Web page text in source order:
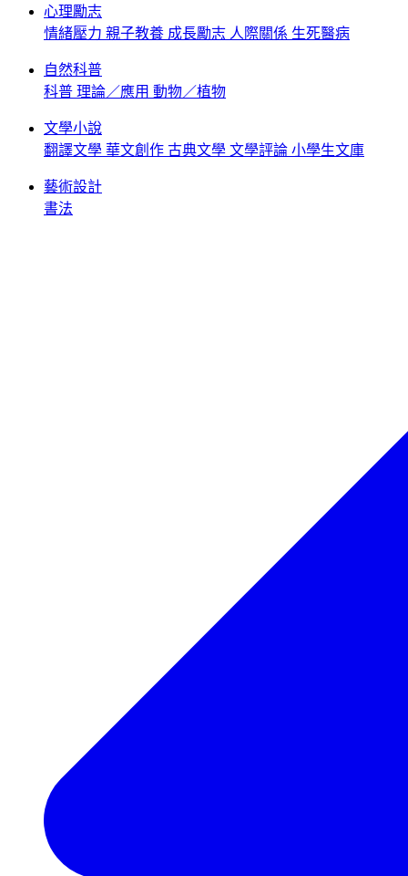
心理勵志
情緒壓力 親子教養 成長勵志 人際關係 生死醫病
自然科普
科普 理論／應用 動物／植物
文學小說
翻譯文學 華文創作 古典文學 文學評論 小學生文庫
藝術設計
書法